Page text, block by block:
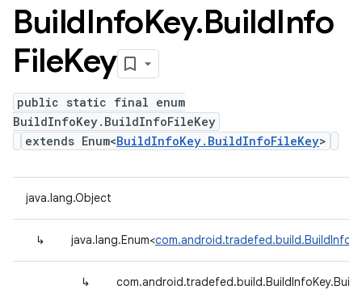
BuildInfoKey.BuildInfo
FileKey
public static final enum
BuildInfoKey.BuildInfoFileKey
extends Enum<BuildInfoKey.BuildInfoFileKey>
java.lang.Object
↳ java.lang.Enum<
↳